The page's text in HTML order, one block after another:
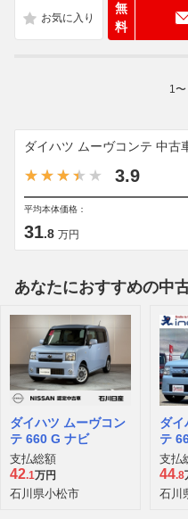
無
料
1 〜
ダイハツ ムーヴコンテ 中古
3.9
平均本体価格：
31.8 万円
あなたにおすすめの中
ダイハツ ムーヴコン
テ 660 G ナビ
支払総額
42.1万円
石川県小松市
ダイ
テ
支払
44.8
石川